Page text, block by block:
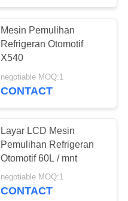
Mesin Pemulihan
Refrigeran Otomotif
X540
negotiable MOQ:1
CONTACT
Layar LCD Mesin
Pemulihan Refrigeran
Otomotif 60L / mnt
negotiable MOQ:1
CONTACT